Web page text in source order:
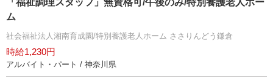
「福祉調理スタッフ」無資格可/午後のみ/特別養護老人ホー
ム
社会福祉法人湘南育成園/特別養護老人ホーム ささりんどう鎌倉
時給1,230円
アルバイト・パート / 神奈川県